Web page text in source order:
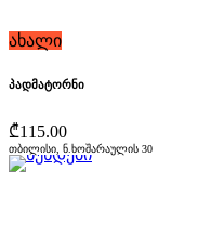
ახალი
პადმატორნი
₾115.00
თბილისი, ნ.ხოშარაულის 30